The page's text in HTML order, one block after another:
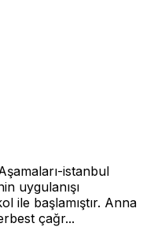
istanbul
uygulanışı
ile başlamıştır. Anna
çağr...